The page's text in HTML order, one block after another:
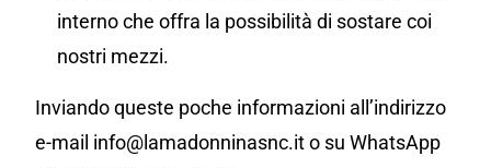
interno che offra la possibilità di sostare coi
nostri mezzi.
Inviando queste poche informazioni all’indirizzo
e-mail info@lamadonninasnc.it o su WhatsApp